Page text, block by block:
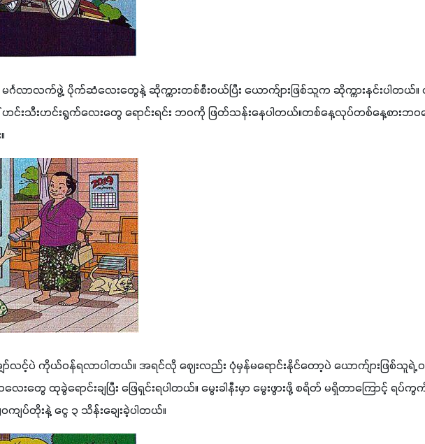
ဂလာလက်ဖွဲ့ ပိုက်ဆံလေးတွေနဲ့ ဆိုက္ကားတစ်စီးဝယ်ပြီး ယောက်ျားဖြစ်သူက ဆိုက္ကားနင်းပါတယ်။
ဟင်းသီးဟင်းရွက်လေးတွေ ရောင်းရင်း ဘဝကို ဖြတ်သန်းနေပါတယ်။တစ်နေ့လုပ်တစ်နေ့စားဘ
ာ်လင့်ပဲ ကိုယ်ဝန်ရလာပါတယ်။ အရင်လို ဈေးလည်း ပုံမှန်မရောင်းနိုင်တော့ပဲ ယောက်ျားဖြစ်သူရဲ့
ေးတွေ ထုခွဲရောင်းချပြီး ဖြေရှင်းရပါတယ်။ မွေးခါနီးမှာ မွေးဖွားဖို့ စရိတ် မရှိတာကြောင့် ရ
ျပ်တိုးနဲ့ ငွေ ၃ သိန်းချေးခဲ့ပါတယ်။